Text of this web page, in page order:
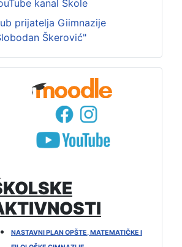
kanal Škole
prijatelja Giimnazije
Škerović"
NASTAVNI PLAN OPŠTE, MATEMATIČKE I